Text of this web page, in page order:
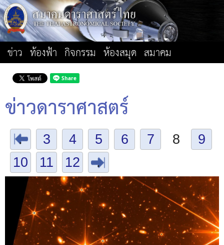
ข่าว ท้องฟ้า กิจกรรม ห้องสมุด สมาคม
ข่าวดาราศาสตร์
. 3 4 5 6 7 8
9
10
11 12 .